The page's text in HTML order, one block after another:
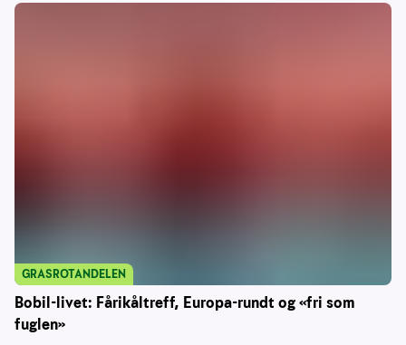
Bobil-livet: Fårikåltreff, Europa-rundt og «fri som
fuglen»
GRASROTANDELEN